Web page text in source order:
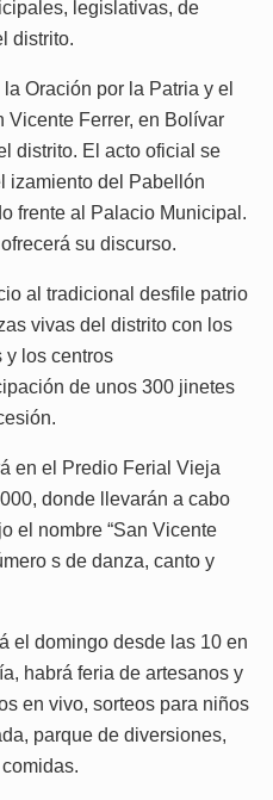
legislativas, de
distrito.
Oración por la Patria y el
Vicente Ferrer, en Bolívar
distrito. El acto oficial se
izamiento del Pabellón
frente al Palacio Municipal.
su discurso.
al tradicional desfile patrio
vivas del distrito con los
y los centros
de unos 300 jinetes
en el Predio Ferial Vieja
donde llevarán a cabo
el nombre “San Vicente
s de danza, canto y
el domingo desde las 10 en
habrá feria de artesanos y
en vivo, sorteos para niños
parque de diversiones,